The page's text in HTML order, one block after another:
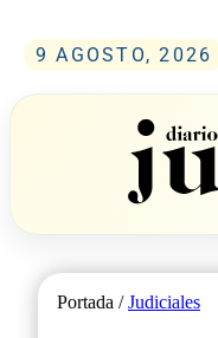
9 AGOSTO, 2026
Portada /Judiciales